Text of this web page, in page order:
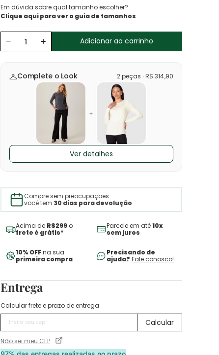
Em dúvida sobre qual tamanho escolher?
Clique aqui para ver o guia de tamanhos
Adicionar ao carrinho
Complete o Look 2peças ·R$ 314,90
+
Ver detalhes
Compre sem preocupações:
você tem 30 dias para devolução
Acima de R$299o
frete é grátis*
Parcele em até10x
sem juros
10% OFFna sua
primeira compra
Precisando de
ajuda? Fale conosco!
Entrega
Calcular frete e prazo de entrega
Não sei meu CEP